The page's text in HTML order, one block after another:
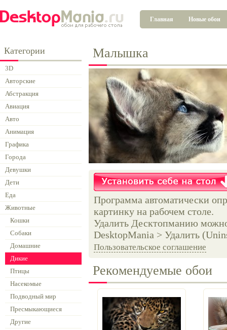
Главная Новые обои
Категории
3D
Авторские
Абстракция
Авиация
Авто
Анимация
Графика
Города
Девушки
Дети
Еда
Животные
Кошки
Собаки
Домашние
Дикие
Птицы
Насекомые
Подводный мир
Пресмыкающиеся
Другие
Малышка
Программа автоматически
картинку на рабочем столе.
Удалить Десктопманию
DesktopMania > Удалить
Пользовательское соглашение
Рекомендуемые обои